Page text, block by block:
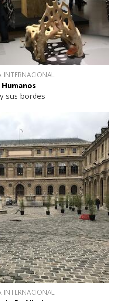
INTERNACIONAL
Humanos
sus bordes
INTERNACIONAL